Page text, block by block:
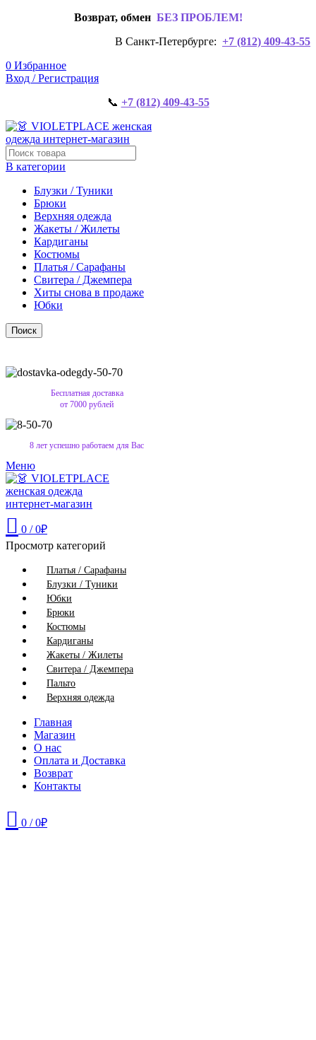
Возврат, обмен БЕЗ ПРОБЛЕМ!
В Санкт-Петербурге: +7 (812) 409-43-55
0 Избранное
Вход / Регистрация
📞 +7 (812) 409-43-55
В категории
Блузки / Туники
Брюки
Верхняя одежда
Жакеты / Жилеты
Кардиганы
Костюмы
Платья / Сарафаны
Свитера / Джемпера
Хиты снова в продаже
Юбки
Поиск
Бесплатная доставка
от 7000 рублей
8 лет успешно работаем для Вас
Меню
0 / 0₽
Просмотр категорий
Платья / Сарафаны
Блузки / Туники
Юбки
Брюки
Костюмы
Кардиганы
Жакеты / Жилеты
Свитера / Джемпера
Пальто
Верхняя одежда
Главная
Магазин
О нас
Оплата и Доставка
Возврат
Контакты
0 / 0₽